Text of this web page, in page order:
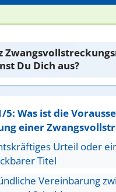
Du Dich aus?
5: Was ist die
einer
Urteil oder
Titel
Vereinbarung